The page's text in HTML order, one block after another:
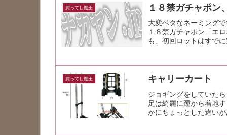
買ってし魔王 １８禁ガチャポン
大変ベタなネーミン
１８禁ガチャポン「エ
も、初回ロットはすで
買ってし魔王 キャリーカート
ジョギングをしていた
足は綺麗に踵から着地
かにちょっとした違い